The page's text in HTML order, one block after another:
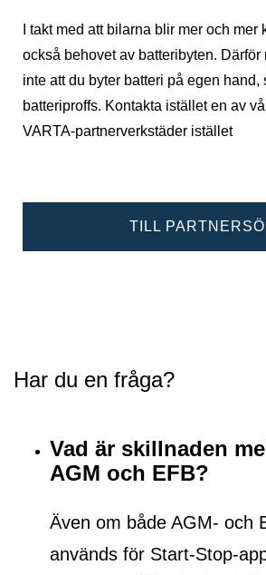
I takt med att bilarna blir mer och mer
också behovet av batteribyten. Därför
inte att du byter batteri på egen hand,
batteriproffs. Kontakta istället en av
VARTA-partnerverkstäder istället
TILL
Har du en fråga?
Vad är skillnaden
AGM och EFB?
Även om både AGM- och
används för Start-Stop-